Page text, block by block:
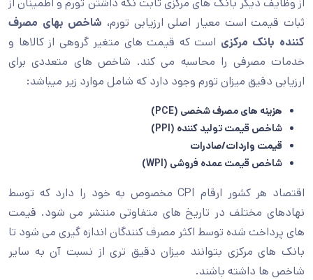
ثبات قیمت است معیار اصلی ارزیابی تورم، شاخص بهای مصرف
کننده بانک مرکزی است که قیمت های متغیر گروهی از کالاها و
خدمات مصرفی را محاسبه می کند. شاخص های متعددی برای
ارزیابی دقیق میزان تورم وجود دارد که شامل موارد زیر میباشد:
هزینه های مصرف شخصی (PCE)
شاخص قیمت تولید کننده (PPI)
قیمت واردات/صادرات
شاخص قیمت عمده فروشی (WPI)
اقتصاد هر کشور ارقام CPI مخصوص به خود را دارد که توسط
نهادهای مختلف در تاریخ های متفاوتی منتشر می شود. قیمت
های پرداخت شده توسط اکثر مصرف کنندگان اندازه گیری می شود تا
بانک های مرکزی بتوانند میزان دقیق تری از نسبت آن به سایر
شاخص ها داشته باشند.